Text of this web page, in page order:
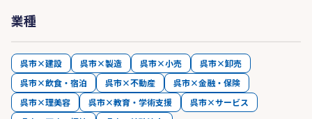
業種
呉市×建設 呉市×製造 呉市×小売
呉市×卸売
呉市×飲食・宿泊
呉市×不動産
呉市×金融・保険
呉市×理美容
呉市×教育・学術支援
呉市×サービス